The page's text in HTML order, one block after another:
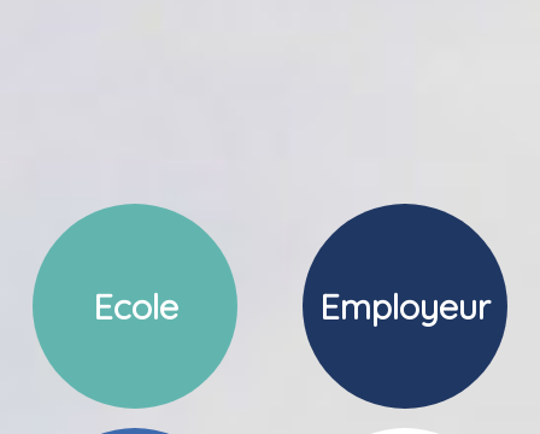
Ecole Employeur